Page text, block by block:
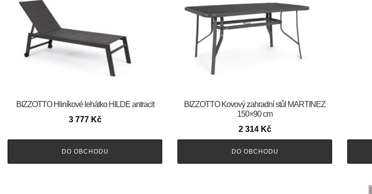
BIZZOTTO Hliníkové lehátko HILDE antracit
3 777 Kč
DO OBCHODU
BIZZOTTO Kovový zahradní stůl MARTINEZ
150×90 cm
2 314 Kč
DO OBCHODU